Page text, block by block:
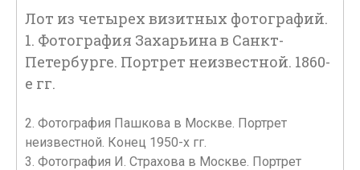
Лот из четырех визитных фотографий.
1. Фотография Захарьина в Санкт-
Петербурге. Портрет неизвестной. 1860-
е гг.
2. Фотография Пашкова в Москве. Портрет
неизвестной. Конец 1950-х гг.
3. Фотография И. Страхова в Москве. Портрет